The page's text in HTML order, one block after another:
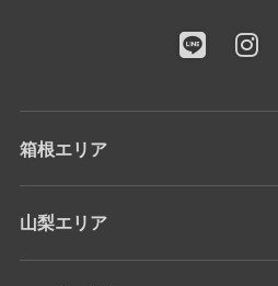
箱根エリア
山梨エリア